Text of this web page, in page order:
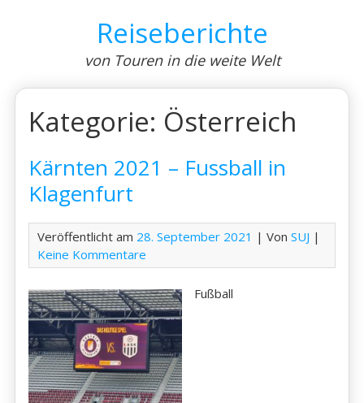
Reiseberichte
von Touren in die weite Welt
Kategorie: Österreich
Kärnten 2021 – Fussball in
Klagenfurt
Veröffentlicht am 28. September 2021 | VonSUJ |
Keine Kommentare
Fußball